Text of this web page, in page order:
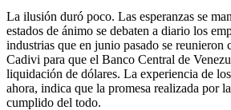
La ilusión duró poco. Las esperanzas se
estados de ánimo se debaten a diario los
industrias que en junio pasado se reunieron
Cadivi para que el Banco Central de
liquidación de dólares. La experiencia de
ahora, indica que la promesa realizada por
cumplido del todo.